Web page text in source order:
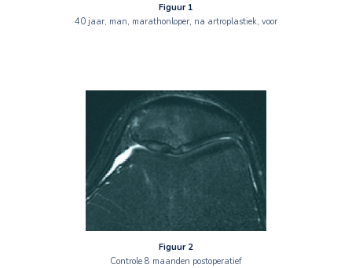
Figuur 1
40 jaar, man, marathonloper, na artroplastiek, voor
Figuur 2
Controle 8 maanden postoperatief